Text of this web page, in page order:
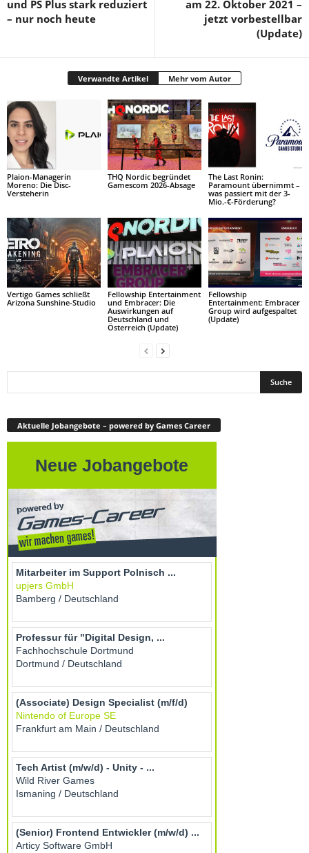
und PS Plus stark reduziert
– nur noch heute
am 22. Oktober 2021 –
jetzt vorbestellbar
(Update)
Verwandte Artikel Mehr vom Autor
Plaion-Managerin
Moreno: Die Disc-
Versteherin
THQ Nordic begründet
Gamescom 2026-Absage
The Last Ronin:
Paramount übernimmt –
was passiert mit der 3-
Mio.-€-Förderung?
Vertigo Games schließt
Arizona Sunshine-Studio
Fellowship Entertainment
und Embracer: Die
Auswirkungen auf
Deutschland und
Österreich (Update)
Fellowship
Entertainment: Embracer
Group wird aufgespaltet
(Update)
Aktuelle Jobangebote – powered by Games Career